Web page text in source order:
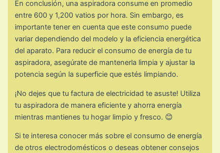
En conclusión, una aspiradora consume en promedio
entre 600 y 1,200 vatios por hora. Sin embargo, es
importante tener en cuenta que este consumo puede
variar dependiendo del modelo y la eficiencia energética
del aparato. Para reducir el consumo de energía de tu
aspiradora, asegúrate de mantenerla limpia y ajustar la
potencia según la superficie que estés limpiando.
¡No dejes que tu factura de electricidad te asuste! Utiliza
tu aspiradora de manera eficiente y ahorra energía
mientras mantienes tu hogar limpio y fresco. 😊
Si te interesa conocer más sobre el consumo de energía
de otros electrodomésticos o deseas obtener consejos